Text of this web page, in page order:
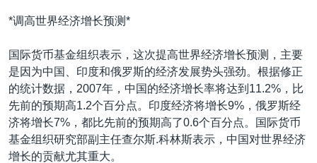
索
美洲
劳工
美中关系
埃博拉疫情
美国之音专访
重要讲话与声明
台海两岸关系
中文广播
关注我们
其他语言网站
*调高世界经济增长预测*
国际货币基金组织表示，这次提高世界经济增长预测，主要
是因为中国、印度和俄罗斯的经济发展势头强劲。根据修正
的统计数据，2007年，中国的经济增长率将达到11.2%，比
先前的预期高1.2个百分点。印度经济将增长9%，俄罗斯经
济将增长7%，都比先前的预期高了0.6个百分点。国际货币
基金组织研究部副主任查尔斯.科林斯表示，中国对世界经济
增长的贡献尤其重大。